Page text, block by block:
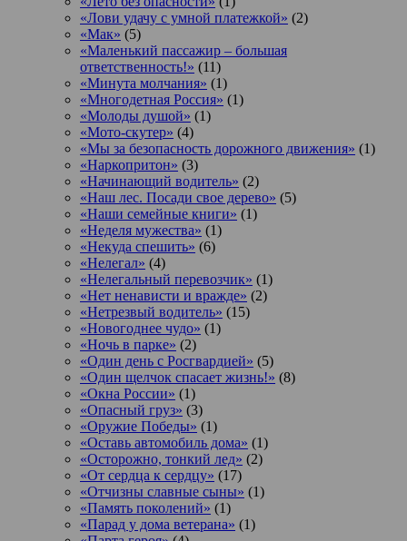
«Лови удачу с умной платежкой» (2)
«Мак» (5)
«Маленький пассажир – большая
ответственность!» (11)
«Минута молчания» (1)
«Многодетная Россия» (1)
«Молоды душой» (1)
«Мото-скутер» (4)
«Мы за безопасность дорожного движения» (1)
«Наркопритон» (3)
«Начинающий водитель» (2)
«Наш лес. Посади свое дерево» (5)
«Наши семейные книги» (1)
«Неделя мужества» (1)
«Некуда спешить» (6)
«Нелегал» (4)
«Нелегальный перевозчик» (1)
«Нет ненависти и вражде» (2)
«Нетрезвый водитель» (15)
«Новогоднее чудо» (1)
«Ночь в парке» (2)
«Один день с Росгвардией» (5)
«Один щелчок спасает жизнь!» (8)
«Окна России» (1)
«Опасный груз» (3)
«Оружие Победы» (1)
«Оставь автомобиль дома» (1)
«Осторожно, тонкий лед» (2)
«От сердца к сердцу» (17)
«Отчизны славные сыны» (1)
«Память поколений» (1)
«Парад у дома ветерана» (1)